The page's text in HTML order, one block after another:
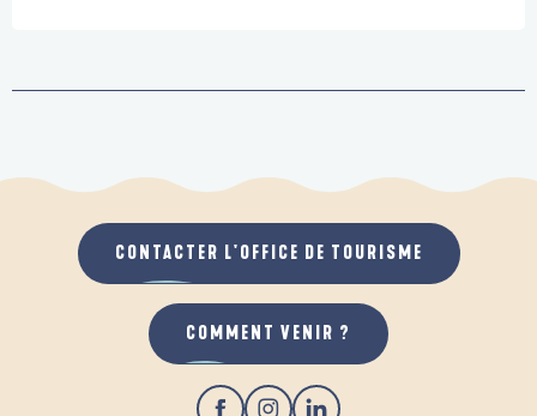
CONTACTER L'OFFICE DE TOURISME
COMMENT VENIR ?